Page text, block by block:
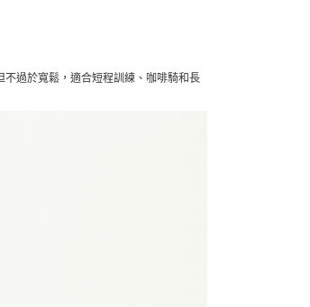
不過於寬鬆，適合短程訓練、咖啡騎和長